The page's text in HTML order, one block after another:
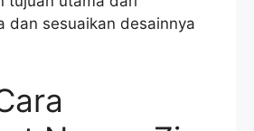
dan sesuaikan desainnya